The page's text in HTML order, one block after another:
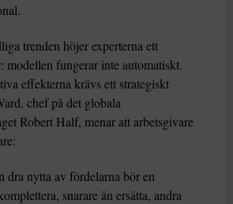
trenden höjer experterna ett
modellen fungerar inte automatiskt.
effekterna krävs ett strategiskt
chef på det globala
Robert Half, menar att arbetsgivare
dra nytta av fördelarna bör en
snarare än ersätta, andra